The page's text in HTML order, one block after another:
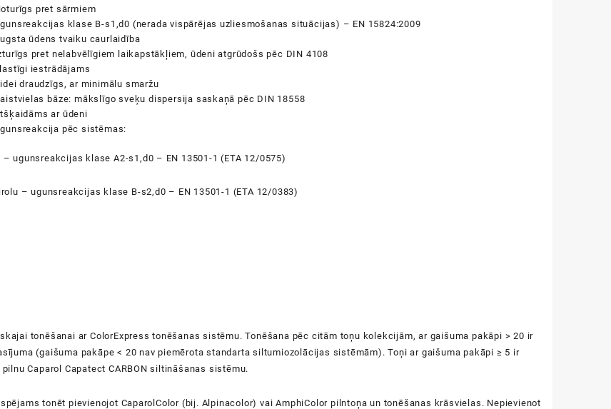
pret sārmiem
klase B-s1,d0 (nerada vispārējas uzliesmošanas situācijas) – EN 15824:2009
ūdens tvaiku caurlaidība
pret nelabvēlīgiem laikapstākļiem, ūdeni atgrūdošs pēc DIN 4108
iestrādājams
draudzīgs, ar minimālu smaržu
bāze: mākslīgo sveķu dispersija saskaņā pēc DIN 18558
ar ūdeni
pēc sistēmas:
ugunsreakcijas klase A2-s1,d0 – EN 13501-1 (ETA 12/0575)
– ugunsreakcijas klase B-s2,d0 – EN 13501-1 (ETA 12/0383)
tonēšanai ar ColorExpress tonēšanas sistēmu. Tonēšana pēc citām toņu kolekcijām, ar gaišuma pakāpi > 20 ir
(gaišuma pakāpe < 20 nav piemērota standarta siltumiozolācijas sistēmām). Toņi ar gaišuma pakāpi ≥ 5 ir
Caparol Capatect CARBON siltināšanas sistēmu.
tonēt pievienojot CaparolColor (bij. Alpinacolor) vai AmphiColor pilntoņa un tonēšanas krāsvielas. Nepievienot